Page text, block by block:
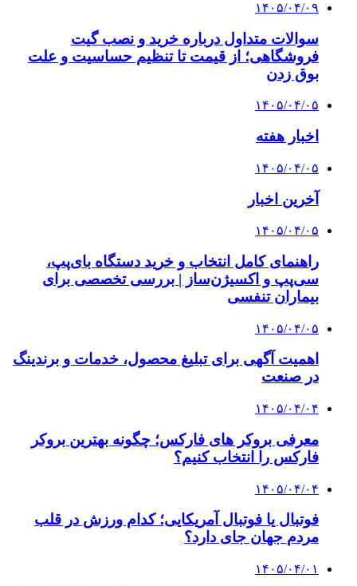
۱۴۰۵/۰۴/۰۹
سوالات متداول درباره خرید و نصب گیت
فروشگاهی؛ از قیمت تا تنظیم حساسیت و علت
بوق زدن
۱۴۰۵/۰۴/۰۵
اخبار هفته
۱۴۰۵/۰۴/۰۵
آخرین اخبار
۱۴۰۵/۰۴/۰۵
راهنمای کامل انتخاب و خرید دستگاه بای‌پپ،
سی‌پپ و اکسیژن‌ساز | بررسی تخصصی برای
بیماران تنفسی
۱۴۰۵/۰۴/۰۵
اهمیت آگهی برای تبلیغ محصول، خدمات و برندینگ
در صنعت
۱۴۰۵/۰۴/۰۴
معرفی بروکر های فارکس؛ چگونه بهترین بروکر
فارکس را انتخاب کنیم؟
۱۴۰۵/۰۴/۰۴
فوتبال یا فوتبال آمریکایی؛ کدام ورزش در قلب
مردم جهان جای دارد؟
۱۴۰۵/۰۴/۰۱